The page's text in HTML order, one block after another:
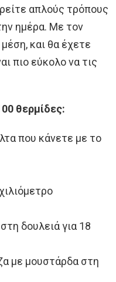
απλούς τρόπους
ημέρα. Με τον
και θα έχετε
πιο εύκολο να τις
θερμίδες:
που κάνετε με το
δουλειά για 18
με μουστάρδα στη